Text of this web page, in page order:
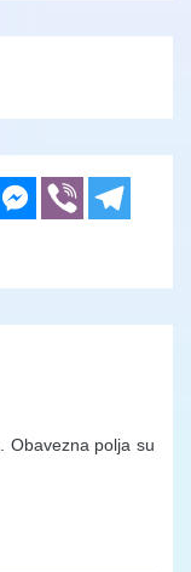
Obavezna polja su